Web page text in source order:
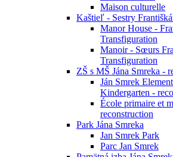
Maison culturelle
Kaštieľ - Sestry
Manor House -
Transfiguration
Manoir - Sœurs
Transfiguration
ZŠ s MŠ Jána Smreka -
Ján Smrek
Kindergarten -
École primaire et
reconstruction
Park Jána Smreka
Jan Smrek Park
Parc Jan Smrek